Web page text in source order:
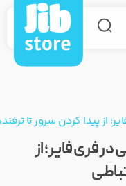
از پیدا کردن سرور تا
فری فایر؛ از